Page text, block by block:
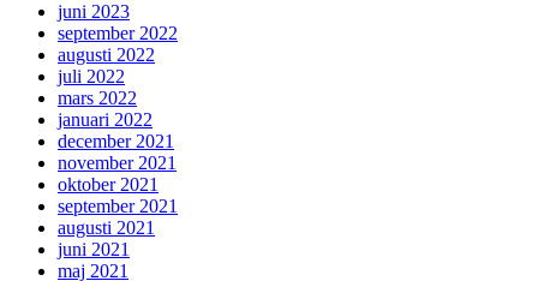
juni 2023
september 2022
augusti 2022
juli 2022
mars 2022
januari 2022
december 2021
november 2021
oktober 2021
september 2021
augusti 2021
juni 2021
maj 2021